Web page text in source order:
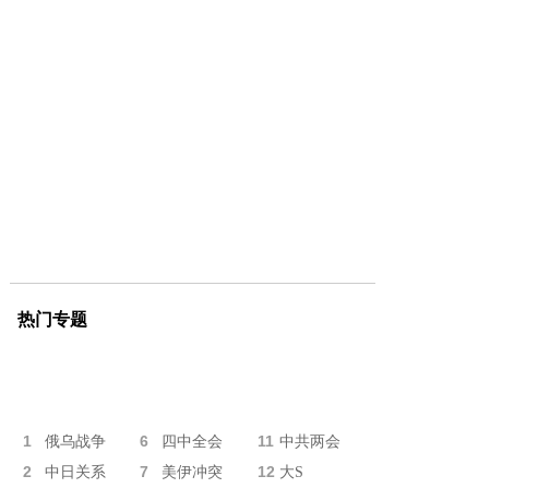
热门专题
1 俄乌战争 6 四中全会 11 中共两会
2 中日关系 7 美伊冲突 12 大S